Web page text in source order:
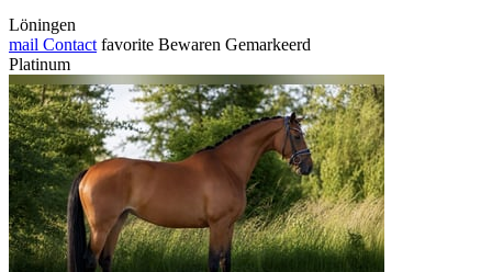
Löningen
mail Contact favorite Bewaren Gemarkeerd
Platinum